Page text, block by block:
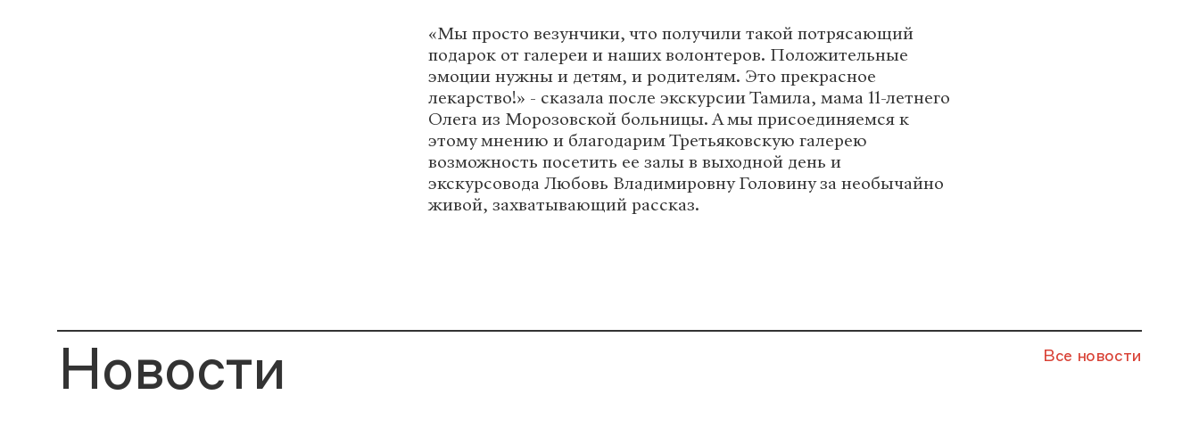
«Мы просто везунчики, что получили такой потрясающий
подарок от галереи и наших волонтеров. Положительные
эмоции нужны и детям, и родителям. Это прекрасное
лекарство!» - сказала после экскурсии Тамила, мама 11-летнего
Олега из Морозовской больницы. А мы присоединяемся к
этому мнению и благодарим Третьяковскую галерею
возможность посетить ее залы в выходной день и
экскурсовода Любовь Владимировну Головину за необычайно
живой, захватывающий рассказ.
Новости Все новости